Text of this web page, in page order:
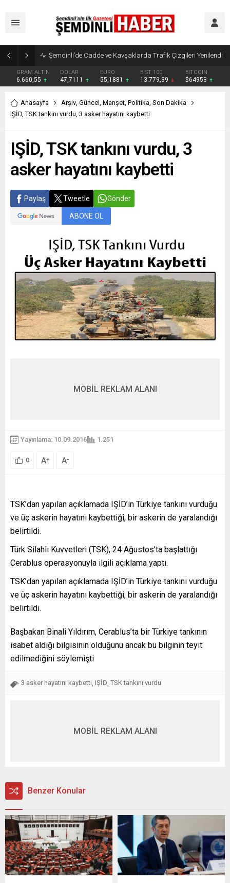
Şemdinli’de Cadde ve Kavşaklarda Trafik Çizgileri Yenilendi
GRAM ALTIN
6.660,55
DOLAR
47,7111
EURO
55,1881
BIST 100
13.779,39
BITCOIN
$64953
Anasayfa Arşiv, Güncel , Manşet, Politika, Son Dakika
IŞİD, TSK tankını vurdu, 3 asker hayatını kaybetti
IŞİD, TSK tankını vurdu, 3
asker hayatını kaybetti
Paylaş Tweetle Gönder
ABONE OL
MOBİL REKLAM ALANI
Yayınlama: 10.09.2016 1.251
0 A+ A-
TSK’dan yapılan açıklamada IŞİD’in Türkiye tankını vurduğu
ve üç askerin hayatını kaybettiği, bir askerin de yaralandığı
belirtildi.
Türk Silahlı Kuvvetleri (TSK), 24 Ağustos’ta başlattığı
Cerablus operasyonuyla ilgili açıklama yaptı.
TSK’dan yapılan açıklamada IŞİD’in Türkiye tankını vurduğu
ve üç askerin hayatını kaybettiği, bir askerin de yaralandığı
belirtildi.
Başbakan Binali Yıldırım, Cerablus’ta bir Türkiye tankının
isabet aldığı bilgisinin olduğunu ancak bu bilginin teyit
edilmediğini söylemişti
3 asker hayatını kaybetti IŞİD TSK tankını vurdu
MOBİL REKLAM ALANI
Benzer Konular